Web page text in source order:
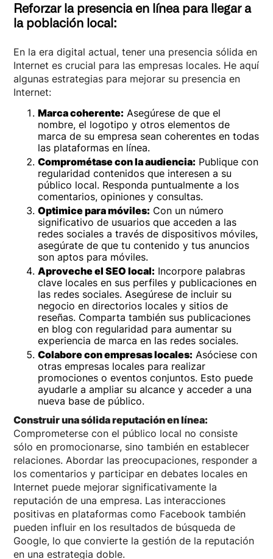
Reforzar la presencia en línea para llegar a
la población local:
En la era digital actual, tener una presencia sólida en
Internet es crucial para las empresas locales. He aquí
algunas estrategias para mejorar su presencia en
Internet:
Marca coherente: Asegúrese de que el
nombre, el logotipo y otros elementos de
marca de su empresa sean coherentes en todas
las plataformas en línea.
Comprométase con la audiencia: Publique con
regularidad contenidos que interesen a su
público local. Responda puntualmente a los
comentarios, opiniones y consultas.
Optimice para móviles: Con un número
significativo de usuarios que acceden a las
redes sociales a través de dispositivos móviles,
asegúrate de que tu contenido y tus anuncios
son aptos para móviles.
Aproveche el SEO local: Incorpore palabras
clave locales en sus perfiles y publicaciones en
las redes sociales. Asegúrese de incluir su
negocio en directorios locales y sitios de
reseñas. Comparta también sus publicaciones
en blog con regularidad para aumentar su
experiencia de marca en las redes sociales.
Colabore con empresas locales: Asóciese con
otras empresas locales para realizar
promociones o eventos conjuntos. Esto puede
ayudarle a ampliar su alcance y acceder a una
nueva base de público.
Construir una sólida reputación en línea:
Comprometerse con el público local no consiste
sólo en promocionarse, sino también en establecer
relaciones. Abordar las preocupaciones, responder a
los comentarios y participar en debates locales en
Internet puede mejorar significativamente la
reputación de una empresa. Las interacciones
positivas en plataformas como Facebook también
pueden influir en los resultados de búsqueda de
Google, lo que convierte la gestión de la reputación
en una estrategia doble.